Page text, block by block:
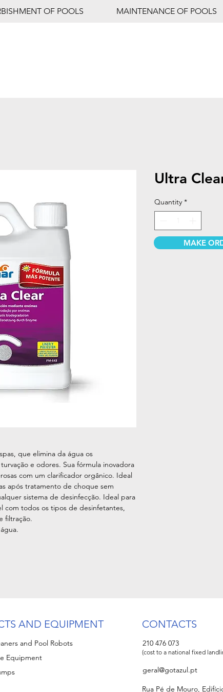
OF POOLS MAINTENANCE OF POOLS
que elimina da água os
e odores. Sua fórmula inovadora
com um clarificador orgânico. Ideal
após tratamento de choque sem
sistema de desinfecção. Ideal para
com todos os tipos de desinfetantes,
filtração.
Ultra
Quantity *
MAKE
AND EQUIPMENT
and Pool Robots
Equipment
CONTACTS
210 476 073
(cost to a national fixed
geral@gotazul.pt
Rua Pé de Mouro,